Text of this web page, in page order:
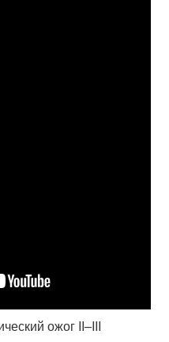
ожог II–III